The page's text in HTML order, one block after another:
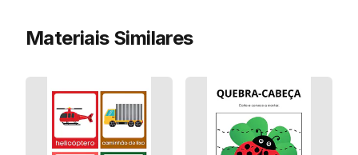
Materiais Similares